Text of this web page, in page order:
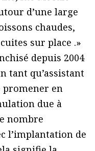
d’une large
chaudes,
sur place .»
depuis 2004
tant qu’assistant
promener en
due à
nombre
l’implantation de